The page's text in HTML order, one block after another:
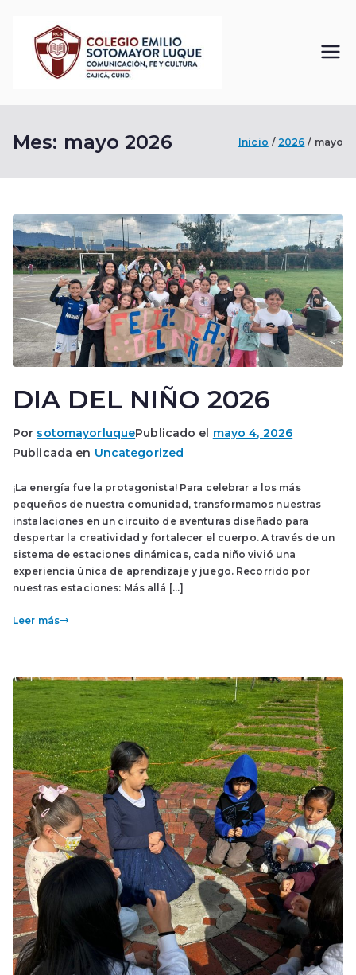
contenido
Emilio
ayor
Luque
Comunicación, Fe
Mes: mayo 2026 Inicio 2026 mayo
DIA DEL NIÑO 2026
Por sotomayorluquePublicado el mayo 4, 2026
Publicada en Uncategorized
¡La energía fue la protagonista! Para celebrar a los más
pequeños de nuestra comunidad, transformamos nuestras
instalaciones en un circuito de aventuras diseñado para
despertar la creatividad y fortalecer el cuerpo. A través de un
sistema de estaciones dinámicas, cada niño vivió una
experiencia única de aprendizaje y juego. Recorrido por
nuestras estaciones: Más allá […]
Leer más